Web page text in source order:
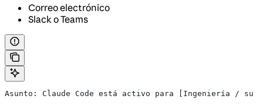
Correo electrónico
Slack o Teams
Asunto: Claude Code está activo para [Ingeniería / su